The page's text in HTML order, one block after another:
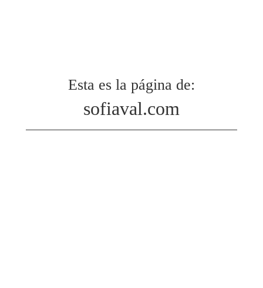
Esta es la página de:
sofiaval.com